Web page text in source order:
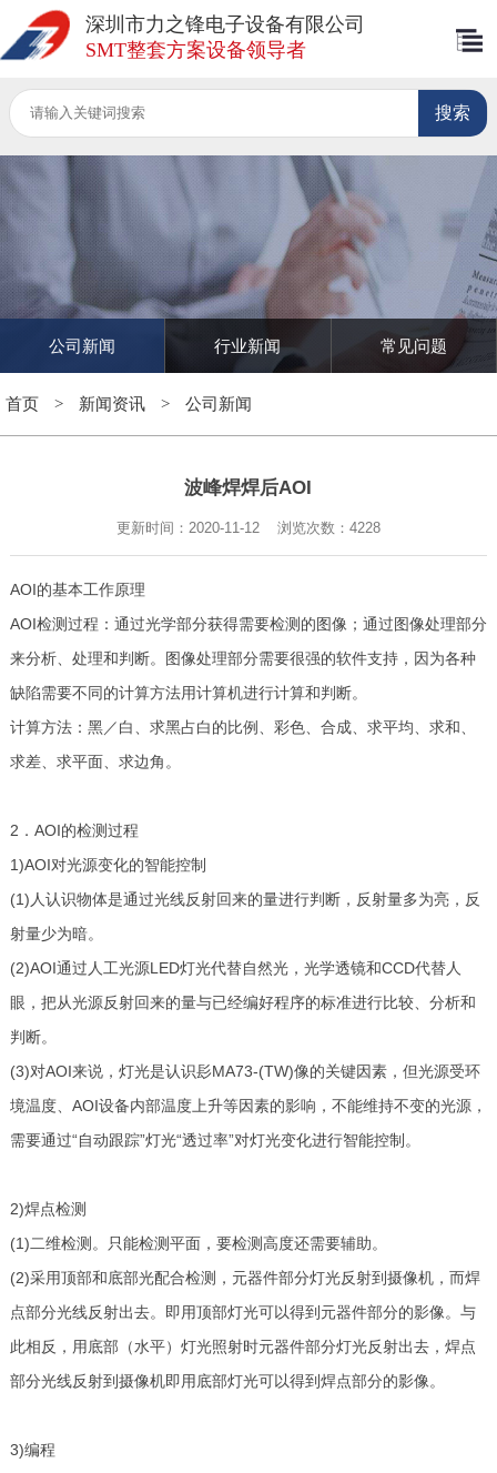
深圳市力之锋电子设备有限公司
SMT整套方案设备领导者
公司新闻 行业新闻 常见问题
首页 > 新闻资讯 > 公司新闻
波峰焊焊后AOI
更新时间：2020-11-12 浏览次数： 4228
AOI的基本工作原理
AOI检测过程：通过光学部分获得需要检测的图像；通过图像处理部分
来分析、处理和判断。图像处理部分需要很强的软件支持，因为各种
缺陷需要不同的计算方法用计算机进行计算和判断。
计算方法：黑／白、求黑占白的比例、彩色、合成、求平均、求和、
求差、求平面、求边角。
2．AOI的检测过程
1)AOI对光源变化的智能控制
(1)人认识物体是通过光线反射回来的量进行判断，反射量多为亮，反
射量少为暗。
(2)AOI通过人工光源LED灯光代替自然光，光学透镜和CCD代替人
眼，把从光源反射回来的量与已经编好程序的标准进行比较、分析和
判断。
(3)对AOI来说，灯光是认识髟MA73-(TW)像的关键因素，但光源受环
境温度、AOI设备内部温度上升等因素的影响，不能维持不变的光源，
需要通过“自动跟踪”灯光“透过率”对灯光变化进行智能控制。
2)焊点检测
(1)二维检测。只能检测平面，要检测高度还需要辅助。
(2)采用顶部和底部光配合检测，元器件部分灯光反射到摄像机，而焊
点部分光线反射出去。即用顶部灯光可以得到元器件部分的影像。与
此相反，用底部（水平）灯光照射时元器件部分灯光反射出去，焊点
部分光线反射到摄像机即用底部灯光可以得到焊点部分的影像。
3)编程